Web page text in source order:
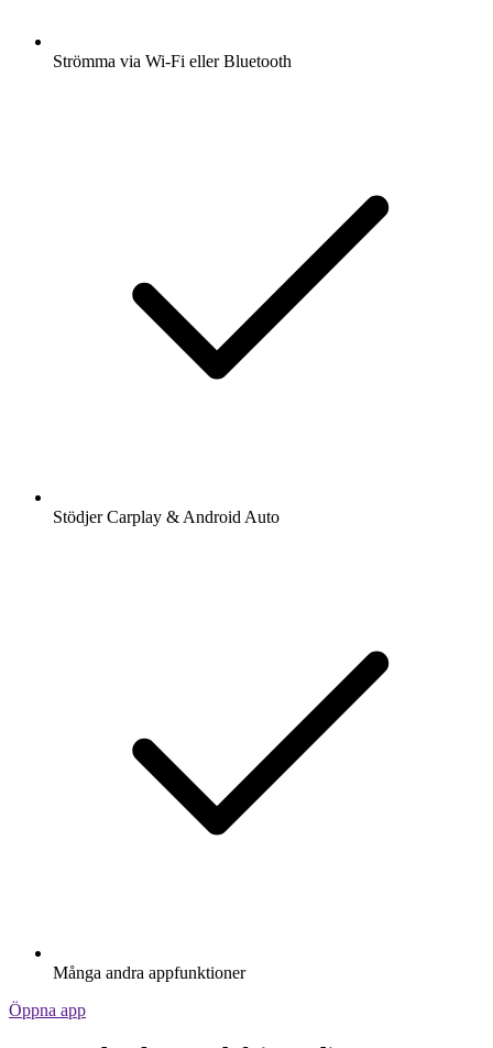
Strömma via Wi-Fi eller Bluetooth
Stödjer Carplay & Android Auto
Många andra appfunktioner
Öppna app